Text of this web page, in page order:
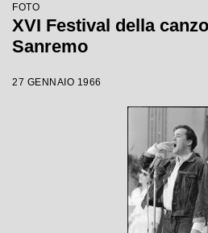
FOTO
XVI Festival della
Sanremo
27 GENNAIO 1966